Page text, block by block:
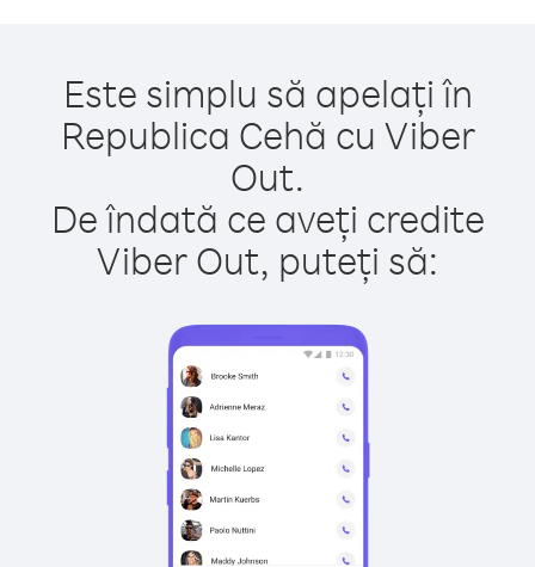
Este simplu să apelați în
Republica Cehă cu Viber
Out.
De îndată ce aveți credite
Viber Out, puteți să: